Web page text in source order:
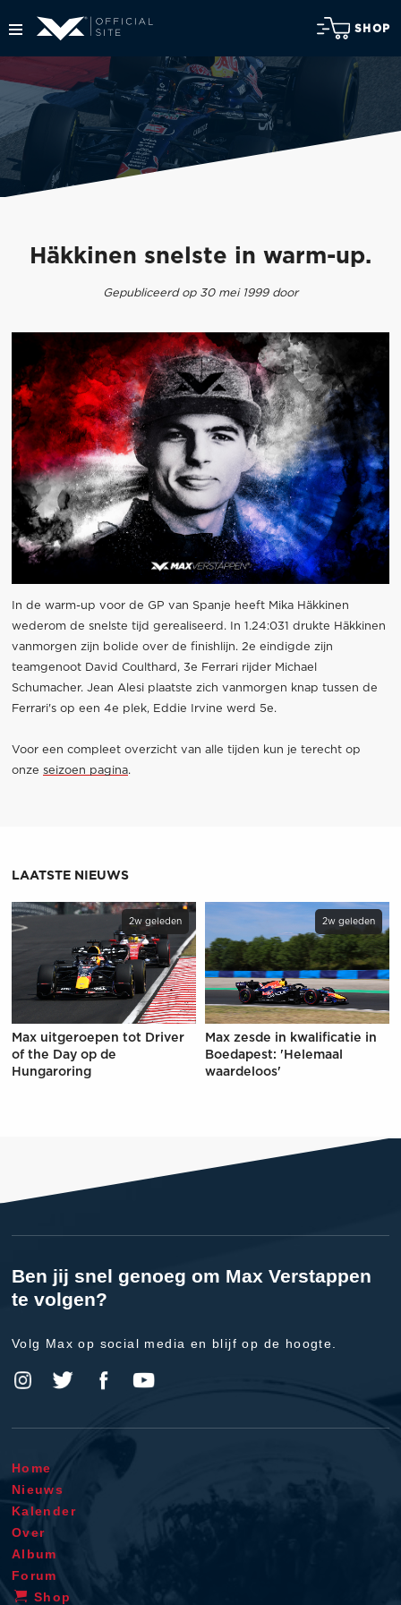
SHOP
Häkkinen snelste in warm-up.
Gepubliceerd op 30 mei 1999 door
In de warm-up voor de GP van Spanje heeft Mika Häkkinen
wederom de snelste tijd gerealiseerd. In 1.24:031 drukte Häkkinen
vanmorgen zijn bolide over de finishlijn. 2e eindigde zijn
teamgenoot David Coulthard, 3e Ferrari rijder Michael
Schumacher. Jean Alesi plaatste zich vanmorgen knap tussen de
Ferrari's op een 4e plek, Eddie Irvine werd 5e.
Voor een compleet overzicht van alle tijden kun je terecht op
onze seizoen pagina.
LAATSTE NIEUWS
2w geleden
Max uitgeroepen tot Driver
of the Day op de
Hungaroring
2w geleden
Max zesde in kwalificatie in
Boedapest: 'Helemaal
waardeloos'
Ben jij snel genoeg om Max Verstappen
te volgen?
Volg Max op social media en blijf op de hoogte.
Home
Nieuws
Kalender
Over
Album
Forum
Shop